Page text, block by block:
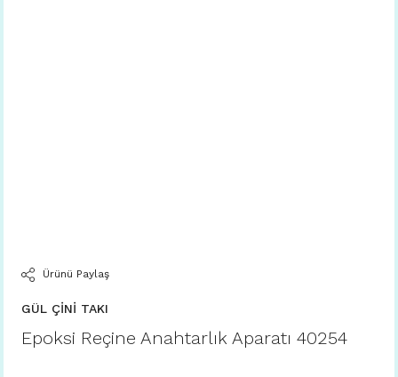
Ürünü Paylaş
GÜL ÇİNİ TAKI
Epoksi Reçine Anahtarlık Aparatı 40254